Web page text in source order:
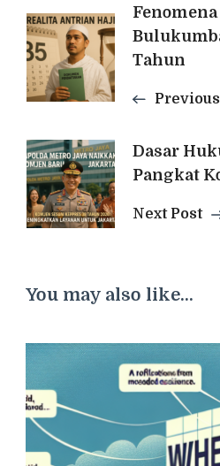
Post
Navigation
Tahun
Dasar
Pangkat
Next Post
You may also like...